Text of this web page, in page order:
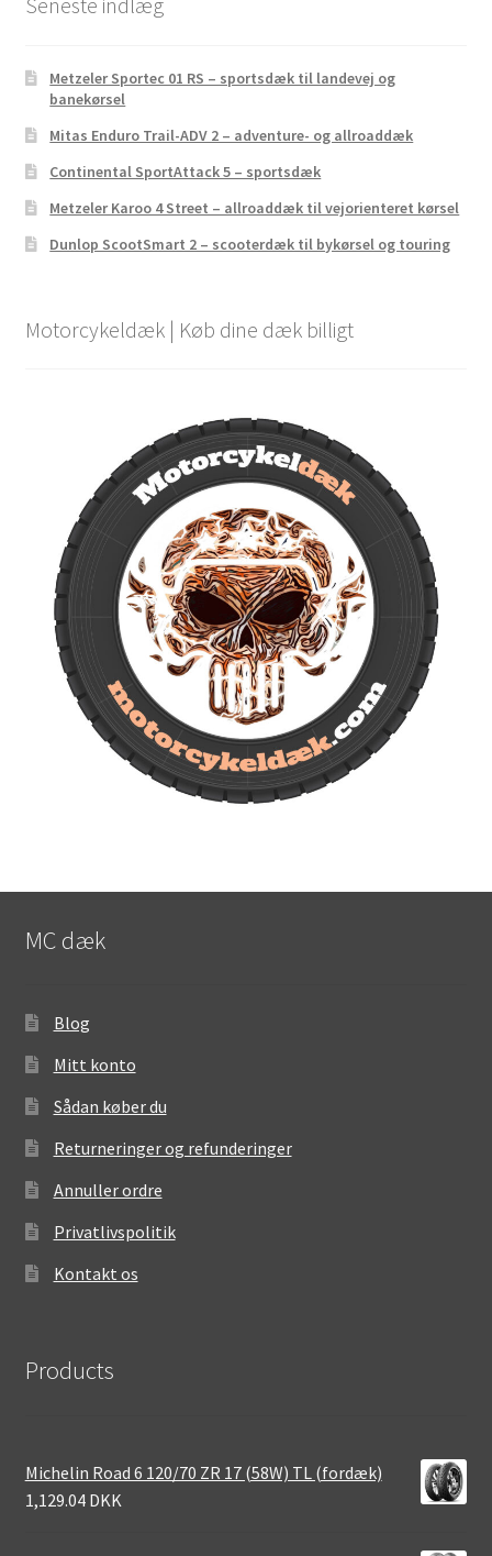
Metzeler Sportec 01 RS – sportsdæk til landevej og
banekørsel
Mitas Enduro Trail-ADV 2 – adventure- og allroaddæk
Continental SportAttack 5 – sportsdæk
Metzeler Karoo 4 Street – allroaddæk til vejorienteret kørsel
Dunlop ScootSmart 2 – scooterdæk til bykørsel og touring
Motorcykeldæk | Køb dine dæk billigt
MC dæk
Blog
Mitt konto
Sådan køber du
Returneringer og refunderinger
Annuller ordre
Privatlivspolitik
Kontakt os
Products
Michelin Road 6 120/70 ZR 17 (58W) TL (fordæk)
1,129.04 DKK